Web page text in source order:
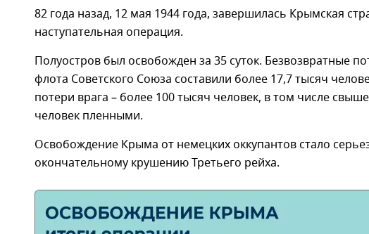
82 года назад, 12 мая 1944 года, завершилась Крымская
наступательная операция.
Полуостров был освобожден за 35 суток. Безвозвратные
флота Советского Союза составили более 17,7 тысяч
потери врага – более 100 тысяч человек, в том числе
человек пленными.
Освобождение Крыма от немецких оккупантов стало
окончательному крушению Третьего рейха.